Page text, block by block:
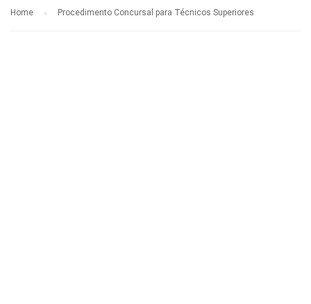
Home Procedimento Concursal para Técnicos Superiores